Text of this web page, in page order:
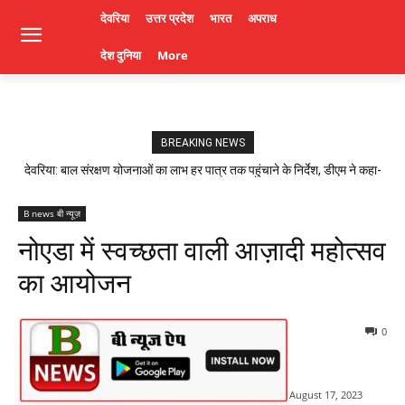
देवरिया उत्तर प्रदेश भारत अपराध
देश दुनिया More
BREAKING NEWS
देवरिया: बाल संरक्षण योजनाओं का लाभ हर पात्र तक पहुंचाने के निर्देश, डीएम ने कहा-
B news बी न्यूज़
नोएडा में स्वच्छता वाली आज़ादी महोत्सव
का आयोजन
August 17, 2023
0